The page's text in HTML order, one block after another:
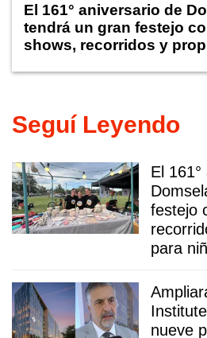
El 161° aniversario de
tendrá un gran festejo
shows, recorridos y
Seguí Leyendo
El
festejo
para
nueve